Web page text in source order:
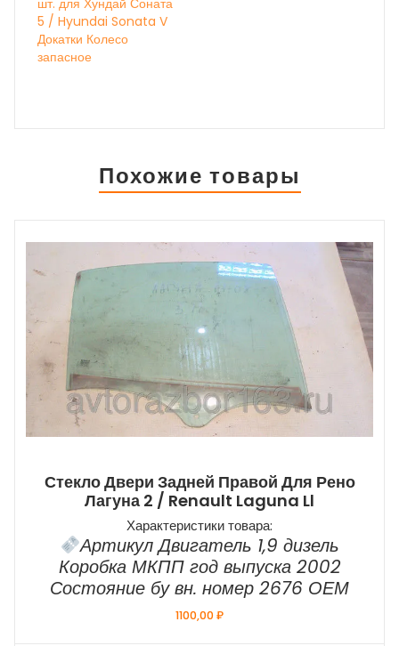
5 / Hyundai Sonata V
Докатки Колесо
запасное
Похожие товары
Стекло Двери Задней Правой Для Рено
Лагуна 2 / Renault Laguna Ll
Характеристики товара:
Артикул Двигатель 1,9 дизель
Коробка МКПП год выпуска 2002
Состояние бу вн. номер 2676 ОЕМ
1100,00₽